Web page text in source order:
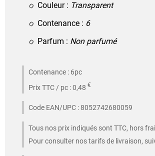
Couleur : Transparent
Contenance : 6
Parfum : Non parfumé
Contenance : 6pc
Prix TTC / pc : 0,48 €
Code EAN/UPC : 8052742680059
Tous nos prix indiqués sont TTC, hors
Pour consulter nos tarifs de livraison,